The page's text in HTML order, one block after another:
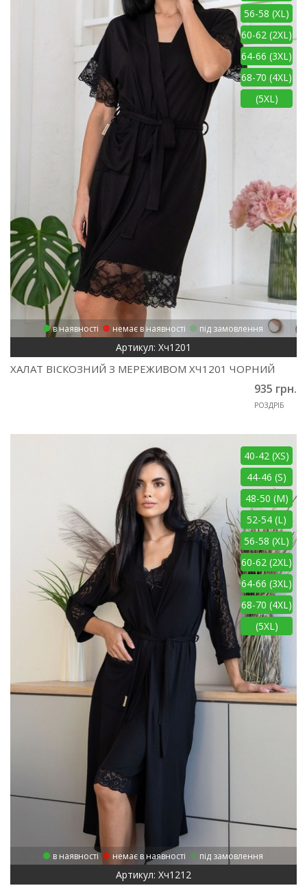
56-58 (XL)
60-62 (2XL)
64-66 (3XL)
68-70 (4XL)
(5XL)
в наявності немає в наявності під замовлення
Артикул: Хч1201
ХАЛАТ ВІСКОЗНИЙ З МЕРЕЖИВОМ ХЧ1201 ЧОРНИЙ
935 грн.
РОЗДРІБ
40-42 (XS)
44-46 (S)
48-50 (M)
52-54 (L)
56-58 (XL)
60-62 (2XL)
64-66 (3XL)
68-70 (4XL)
(5XL)
в наявності немає в наявності під замовлення
Артикул: Хч1212